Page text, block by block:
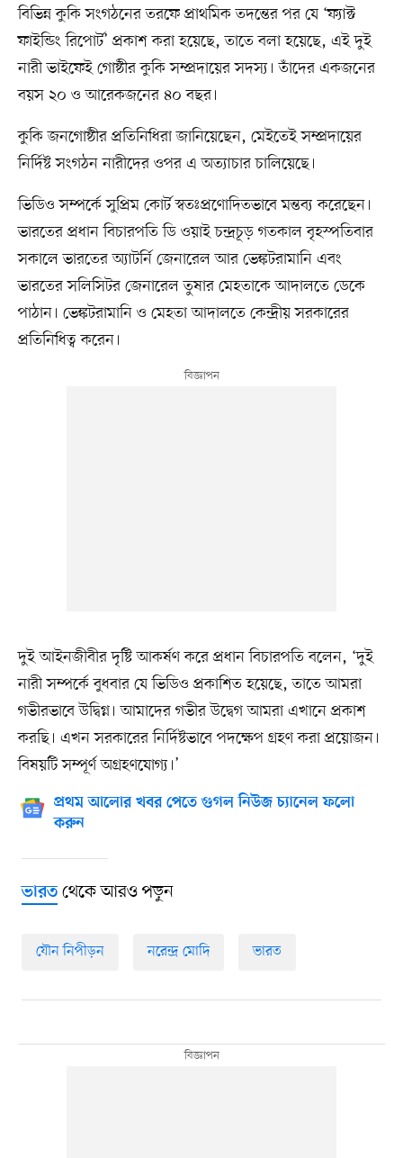
বিভিন্ন কুকি সংগঠনের তরফে প্রাথমিক তদন্তের পর যে ‘ফ্যাক্ট
ফাইন্ডিং রিপোর্ট’ প্রকাশ করা হয়েছে, তাতে বলা হয়েছে, এই দুই
নারী ভাইফেই গোষ্ঠীর কুকি সম্প্রদায়ের সদস্য। তাঁদের একজনের
বয়স ২০ ও আরেকজনের ৪০ বছর।
কুকি জনগোষ্ঠীর প্রতিনিধিরা জানিয়েছেন, মেইতেই সম্প্রদায়ের
নির্দিষ্ট সংগঠন নারীদের ওপর এ অত্যাচার চালিয়েছে।
ভিডিও সম্পর্কে সুপ্রিম কোর্ট স্বতঃপ্রণোদিতভাবে মন্তব্য করেছেন।
ভারতের প্রধান বিচারপতি ডি ওয়াই চন্দ্রচূড় গতকাল বৃহস্পতিবার
সকালে ভারতের অ্যাটর্নি জেনারেল আর ভেঙ্কটরামানি এবং
ভারতের সলিসিটর জেনারেল তুষার মেহতাকে আদালতে ডেকে
পাঠান। ভেঙ্কটরামানি ও মেহতা আদালতে কেন্দ্রীয় সরকারের
প্রতিনিধিত্ব করেন।
দুই আইনজীবীর দৃষ্টি আকর্ষণ করে প্রধান বিচারপতি বলেন, ‘দুই
নারী সম্পর্কে বুধবার যে ভিডিও প্রকাশিত হয়েছে, তাতে আমরা
গভীরভাবে উদ্বিগ্ন। আমাদের গভীর উদ্বেগ আমরা এখানে প্রকাশ
করছি। এখন সরকারের নির্দিষ্টভাবে পদক্ষেপ গ্রহণ করা প্রয়োজন।
বিষয়টি সম্পূর্ণ অগ্রহণযোগ্য।’
প্রথম আলোর খবর পেতে গুগল নিউজ চ্যানেল ফলো
করুন
ভারতথেকে আরও পড়ুন
যৌন নিপীড়ন নরেন্দ্র মোদি ভারত